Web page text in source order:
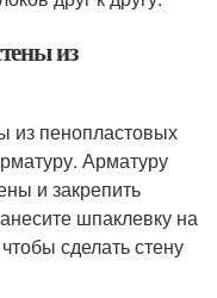
из
из пенопластовых
Арматуру
и закрепить
шпаклевку на
сделать стену